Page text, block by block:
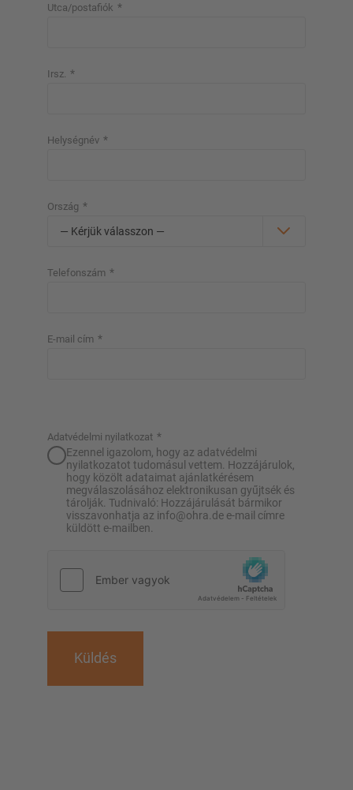
Utca/postafiók *
Irsz. *
Helységnév *
Ország *
Telefonszám *
E-mail cím *
Adatvédelmi nyilatkozat *
Ezennel igazolom, hogy az adatvédelmi
nyilatkozatot tudomásul vettem. Hozzájárulok,
hogy közölt adataimat ajánlatkérésem
megválaszolásához elektronikusan gyűjtsék és
tárolják. Tudnivaló: Hozzájárulását bármikor
visszavonhatja az info@ohra.de e-mail címre
küldött e-mailben.
Küldés